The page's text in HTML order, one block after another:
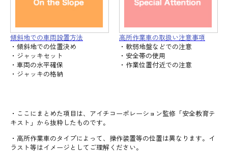
傾斜地での車両設置方法
・傾斜地での位置決め
・ジャッキセット
・車両の水平確保
・ジャッキの格納
高所作業車の取扱い注意事項
・軟弱地盤などでの注意
・安全帯の使用
・作業位置付近での注意
・ここにまとめた項目は、アイチコーポレーション監修「安全教育テ
キスト」から抜粋したものです。
・高所作業車のタイプによって、操作装置等の位置は異なります。イ
ラスト等はイメージとしてご理解ください。